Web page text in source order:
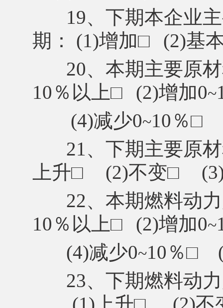
19、下期本企业
期： (1)增加□
(2)基
20、本期主要原
10％以上□ (2)增加0~
(4)减少0~10％□
21、下期主要原
上升□ (2)不变□
22、本期燃料动
10％以上□ (2)增加0~
(4)减少0~10％□
23、下期燃料动